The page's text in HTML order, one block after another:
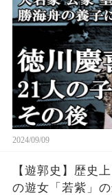
2024/09/09
【遊郭史】歴史
の遊女「若紫」